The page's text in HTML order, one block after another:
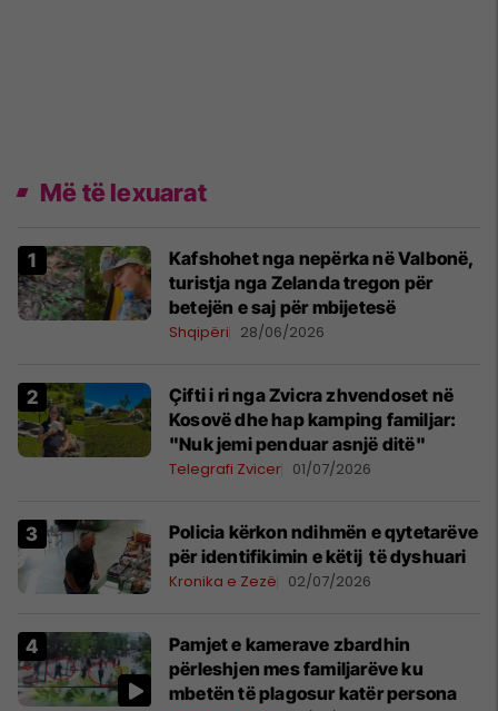
Më të lexuarat
Kafshohet nga nepërka në Valbonë,
turistja nga Zelanda tregon për
betejën e saj për mbijetesë
Shqipëri 28/06/2026
Çifti i ri nga Zvicra zhvendoset në
Kosovë dhe hap kamping familjar:
"Nuk jemi penduar asnjë ditë"
Telegrafi Zvicer 01/07/2026
Policia kërkon ndihmën e qytetarëve
për identifikimin e këtij të dyshuari
Kronika e Zezë 02/07/2026
Pamjet e kamerave zbardhin
përleshjen mes familjarëve ku
mbetën të plagosur katër persona